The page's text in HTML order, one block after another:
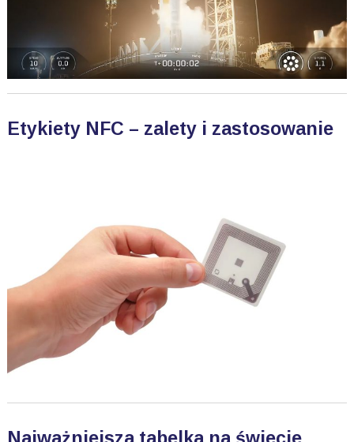
Etykiety NFC – zalety i zastosowanie